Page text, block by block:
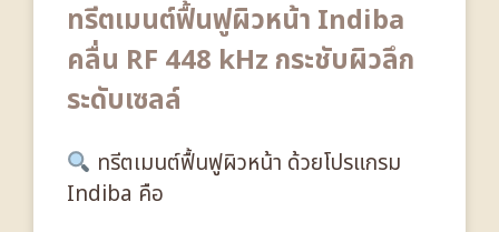
ทรีตเมนต์ฟื้นฟูผิวหน้า Indiba
คลื่น RF 448 kHz กระชับผิวลึก
ระดับเซลล์
ทรีตเมนต์ฟื้นฟูผิวหน้า ด้วยโปรแกรม
Indiba คือ